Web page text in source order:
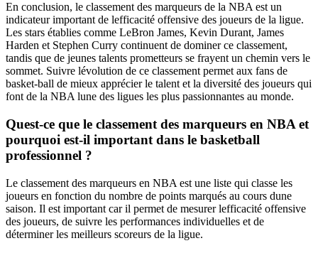
En conclusion, le classement des marqueurs de la NBA est un
indicateur important de lefficacité offensive des joueurs de la ligue.
Les stars établies comme LeBron James, Kevin Durant, James
Harden et Stephen Curry continuent de dominer ce classement,
tandis que de jeunes talents prometteurs se frayent un chemin vers le
sommet. Suivre lévolution de ce classement permet aux fans de
basket-ball de mieux apprécier le talent et la diversité des joueurs qui
font de la NBA lune des ligues les plus passionnantes au monde.
Quest-ce que le classement des marqueurs en NBA et
pourquoi est-il important dans le basketball
professionnel ?
Le classement des marqueurs en NBA est une liste qui classe les
joueurs en fonction du nombre de points marqués au cours dune
saison. Il est important car il permet de mesurer lefficacité offensive
des joueurs, de suivre les performances individuelles et de
déterminer les meilleurs scoreurs de la ligue.